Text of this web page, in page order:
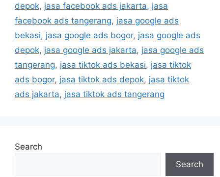
depok, jasa facebook ads jakarta, jasa
facebook ads tangerang, jasa google ads
bekasi, jasa google ads bogor, jasa google ads
depok, jasa google ads jakarta, jasa google ads
tangerang, jasa tiktok ads bekasi, jasa tiktok
ads bogor, jasa tiktok ads depok, jasa tiktok
ads jakarta, jasa tiktok ads tangerang
Search
Search